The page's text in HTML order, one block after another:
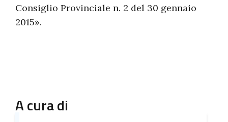
Consiglio Provinciale n. 2 del 30 gennaio
2015».
A cura di